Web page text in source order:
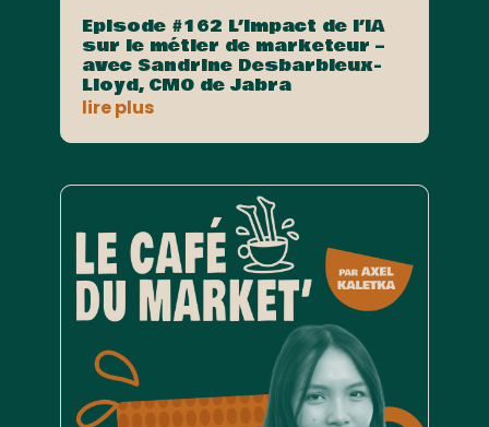
Episode #162 L’impact de l’IA
sur le métier de marketeur –
avec Sandrine Desbarbieux-
Lloyd, CMO de Jabra
lire plus